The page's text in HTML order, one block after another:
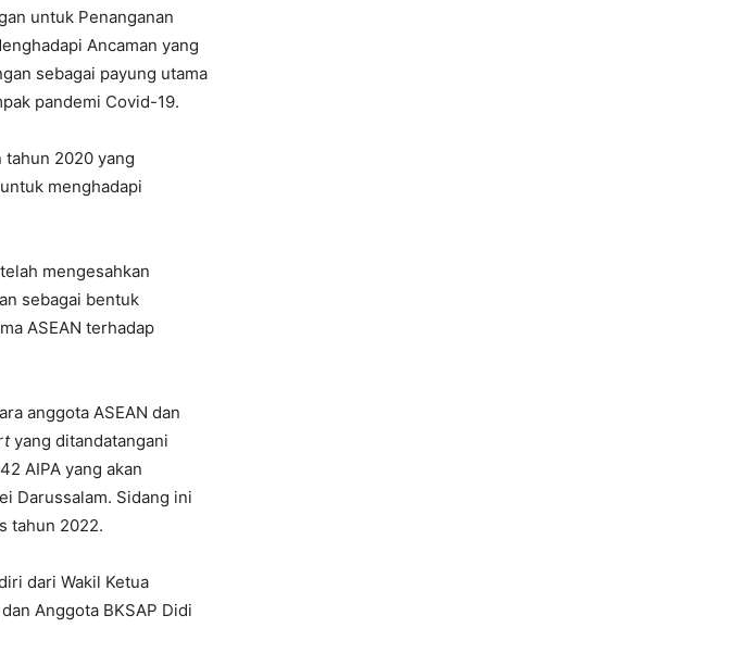
untuk Penanganan
Ancaman yang
sebagai payung utama
pandemi Covid-19.
tahun 2020 yang
menghadapi
mengesahkan
sebagai bentuk
ASEAN terhadap
anggota ASEAN dan
yang ditandatangani
AIPA yang akan
Darussalam. Sidang ini
tahun 2022.
dari Wakil Ketua
Anggota BKSAP Didi